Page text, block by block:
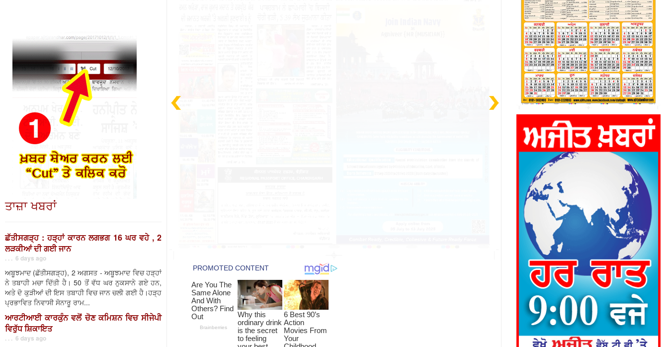
ਤਾਜ਼ਾ ਖਬਰਾਂ
ਛੱਤੀਸਗੜ੍ਹ : ਹੜ੍ਹਾਂ ਕਾਰਨ ਲਗਭਗ 16 ਘਰ ਵਹੇ , 2
ਲੜਕੀਆਂ ਦੀ ਗਈ ਜਾਨ
. . . 6 days ago
ਅਬੂਝਮਾਦ (ਛੱਤੀਸਗੜ੍ਹ), 2 ਅਗਸਤ - ਅਬੂਝਮਾਦ ਵਿਚ ਹੜ੍ਹਾਂ
ਨੇ ਤਬਾਹੀ ਮਚਾ ਦਿੱਤੀ ਹੈ। 50 ਤੋਂ ਵੱਧ ਘਰ ਨੁਕਸਾਨੇ ਗਏ ਹਨ,
ਅਤੇ ਦੋ ਕੁੜੀਆਂ ਦੀ ਇਸ ਤਬਾਹੀ ਵਿਚ ਜਾਨ ਚਲੀ ਗਈ ਹੈ।ਹੜ੍ਹ
ਪ੍ਰਭਾਵਿਤ ਨਿਵਾਸੀ ਸੋਨਾਰੂ ਰਾਮ...
ਆਰਟੀਆਈ ਕਾਰਕੁੰਨ ਵਲੋਂ ਚੋਣ ਕਮਿਸ਼ਨ ਵਿਚ ਸੀਜੇਪੀ
ਵਿਰੁੱਧ ਸ਼ਿਕਾਇਤ
. . . 6 days ago